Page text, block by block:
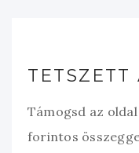
TETSZETT
Támogsd az
forintos